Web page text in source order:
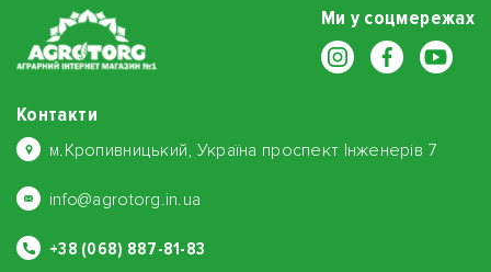
Ми у соцмережах
Контакти
м.Кропивницький, Україна проспект Інженерів 7
info@agrotorg.in.ua
+38 (068) 887-81-83